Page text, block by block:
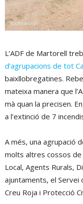
L’ADF de Martorell
d’agrupacions de tot
baixllobregatines.
mateixa manera que
mà quan la precisen.
a l’extinció de 7
A més, una agrupació
molts altres cossos
Local, Agents Rurals,
ajuntaments, el Servei
Creu Roja i Protecció